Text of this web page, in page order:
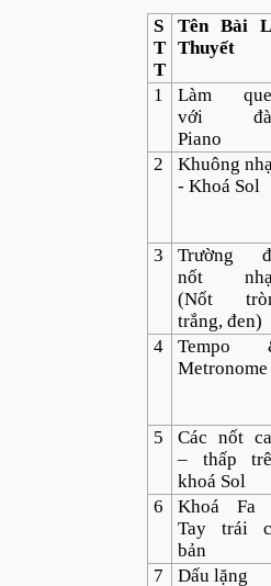
S
T
T
Tên Bài
Thuyết
1
Làm
với
Piano
2
Khuông
- Khoá Sol
3
Trường
nốt
(Nốt
trắng, đen)
4
Tempo
Metronome
5
Các nốt
– thấp
khoá Sol
6
Khoá Fa
Tay trái
bản
7
Dấu lặng